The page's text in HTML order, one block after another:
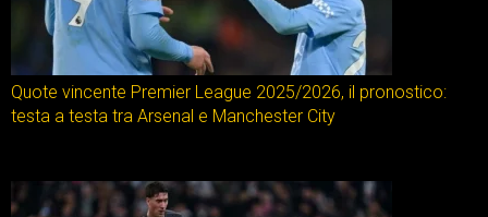
Quote vincente Premier League 2025/2026, il pronostico:
testa a testa tra Arsenal e Manchester City